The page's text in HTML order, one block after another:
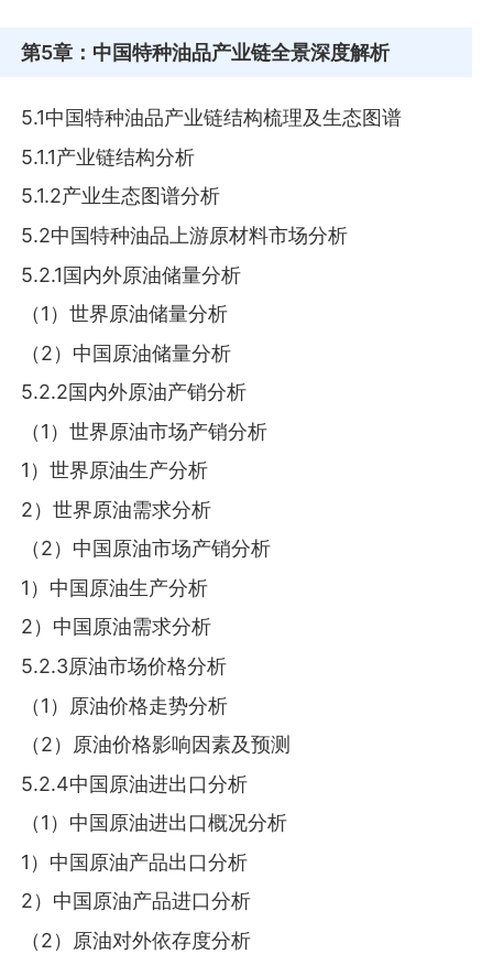
第5章 ：中国特种油品产业链全景深度解析
5.1中国特种油品产业链结构梳理及生态图谱
5.1.1产业链结构分析
5.1.2产业生态图谱分析
5.2中国特种油品上游原材料市场分析
5.2.1国内外原油储量分析
（1）世界原油储量分析
（2）中国原油储量分析
5.2.2国内外原油产销分析
（1）世界原油市场产销分析
1）世界原油生产分析
2）世界原油需求分析
（2）中国原油市场产销分析
1）中国原油生产分析
2）中国原油需求分析
5.2.3原油市场价格分析
（1）原油价格走势分析
（2）原油价格影响因素及预测
5.2.4中国原油进出口分析
（1）中国原油进出口概况分析
1）中国原油产品出口分析
2）中国原油产品进口分析
（2）原油对外依存度分析